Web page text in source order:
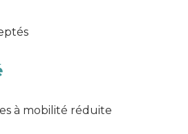
à mobilité réduite